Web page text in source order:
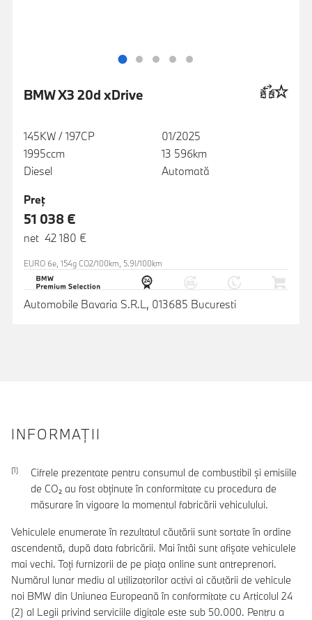
BMW X3 20d xDrive
145KW / 197CP
1995ccm
Diesel
01/2025
13 596km
Automată
Preţ
51 038 €
net 42 180 €
EURO 6e, 154g CO2/100km, 5.9l/100km
Automobile Bavaria S.R.L, 013685 Bucuresti
INFORMAŢII
Cifrele prezentate pentru consumul de combustibil şi emisiile
de CO₂ au fost obţinute în conformitate cu procedura de
măsurare în vigoare la momentul fabricării vehiculului.
Vehiculele enumerate în rezultatul căutării sunt sortate în ordine
ascendentă, după data fabricării. Mai întâi sunt afișate vehiculele
mai vechi. Toți furnizorii de pe piața online sunt antreprenori.
Numărul lunar mediu al utilizatorilor activi ai căutării de vehicule
noi BMW din Uniunea Europeană în conformitate cu Articolul 24
(2) al Legii privind serviciile digitale este sub 50.000. Pentru a